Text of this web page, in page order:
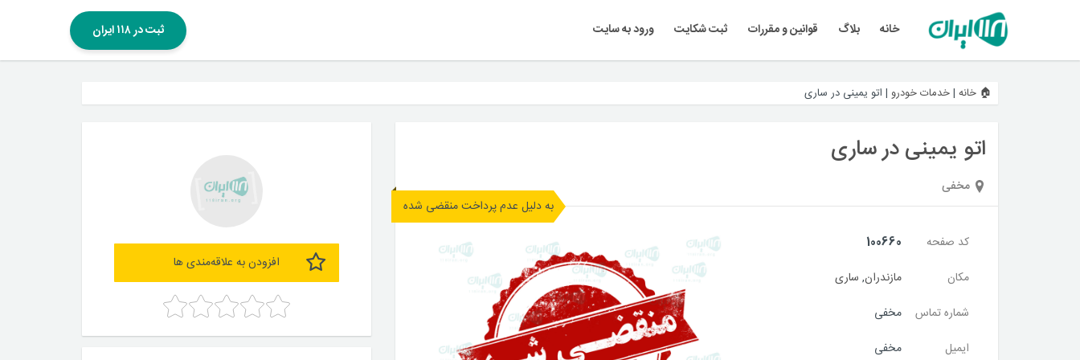
خانه بلاگ قوانین و مقررات ثبت شکایت ورود به سایت ثبت در ۱۱۸ ایران
🏠 خانه |خدمات خودرو | اتو یمینی در ساری
اتو یمینی در ساری
مخفی
به دلیل عدم پرداخت منقضی شده
کد صفحه
100660
مکان
مازندران, ساری
شماره تماس
مخفی
ایمیل
مخفی
افزودن به علاقه‌مندی ها